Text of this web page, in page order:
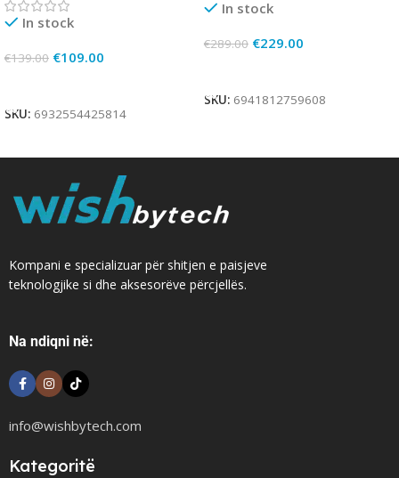
In stock
€139.00 €109.00
SKU: 6932554425814
In stock
€289.00 €229.00
SKU: 6941812759608
Kompani e specializuar për shitjen e paisjeve
teknologjike si dhe aksesorëve përcjellës.
Na ndiqni në:
info@wishbytech.com
Kategoritë